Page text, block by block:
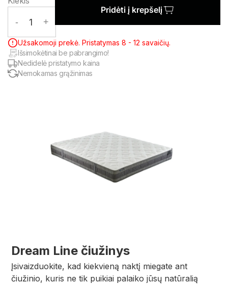
- 1 +
Pridėti į krepšelį
Užsakomoji prekė. Pristatymas 8 - 12 savaičių.
Išsimokėtinai be pabrangimo!
Nedidelė pristatymo kaina
Nemokamas grąžinimas
Dream Line čiužinys
Įsivaizduokite, kad kiekvieną naktį miegate ant
čiužinio, kuris ne tik puikiai palaiko jūsų natūralią